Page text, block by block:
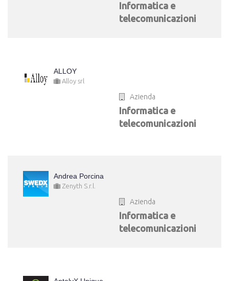
Informatica e
telecomunicazioni
ALLOY
Alloy srl
Azienda
Informatica e
telecomunicazioni
Andrea Porcina
Zenyth S.r.l.
Azienda
Informatica e
telecomunicazioni